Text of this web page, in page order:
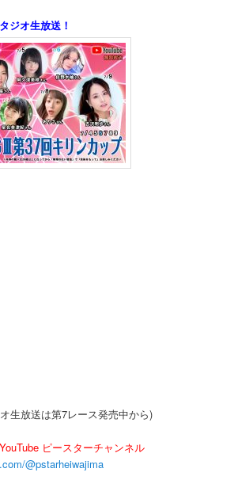
ジオ生放送！
生放送は第7レース発売中から)
ピースターチャンネル
@pstarheiwajima